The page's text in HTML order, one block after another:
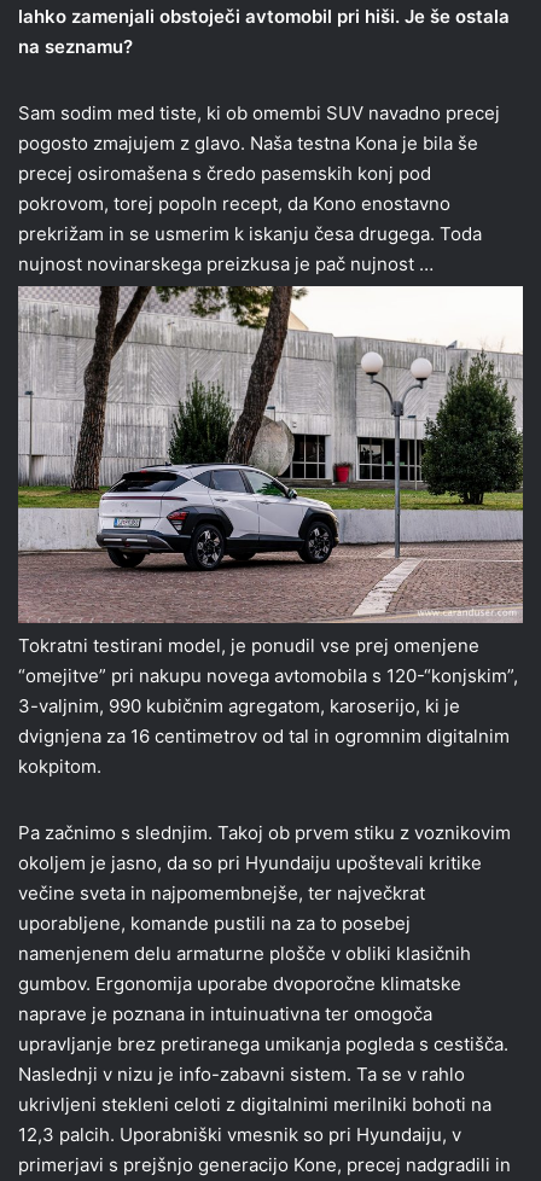
lahko zamenjali obstoječi avtomobil pri hiši. Je še ostala
na seznamu?
Sam sodim med tiste, ki ob omembi SUV navadno precej
pogosto zmajujem z glavo. Naša testna Kona je bila še
precej osiromašena s čredo pasemskih konj pod
pokrovom, torej popoln recept, da Kono enostavno
prekrižam in se usmerim k iskanju česa drugega. Toda
nujnost novinarskega preizkusa je pač nujnost …
Tokratni testirani model, je ponudil vse prej omenjene
“omejitve” pri nakupu novega avtomobila s 120-“konjskim”,
3-valjnim, 990 kubičnim agregatom, karoserijo, ki je
dvignjena za 16 centimetrov od tal in ogromnim digitalnim
kokpitom.
Pa začnimo s slednjim. Takoj ob prvem stiku z voznikovim
okoljem je jasno, da so pri Hyundaiju upoštevali kritike
večine sveta in najpomembnejše, ter največkrat
uporabljene, komande pustili na za to posebej
namenjenem delu armaturne plošče v obliki klasičnih
gumbov. Ergonomija uporabe dvoporočne klimatske
naprave je poznana in intuinuativna ter omogoča
upravljanje brez pretiranega umikanja pogleda s cestišča.
Naslednji v nizu je info-zabavni sistem. Ta se v rahlo
ukrivljeni stekleni celoti z digitalnimi merilniki bohoti na
12,3 palcih. Uporabniški vmesnik so pri Hyundaiju, v
primerjavi s prejšnjo generacijo Kone, precej nadgradili in